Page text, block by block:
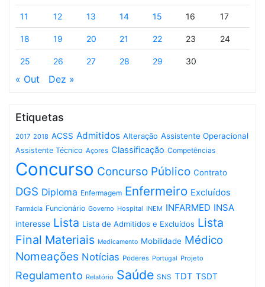
11 12 13 14 15 16 17
18 19 20 21 22 23 24
25 26 27 28 29 30
« Out Dez »
Etiquetas
2017 2018 ACSS Admitidos Alteração Assistente Operacional
Assistente Técnico Açores Classificação Competências
Concurso Concurso Público Contrato
DGS Diploma Enfermagem Enfermeiro Excluídos
Farmácia Funcionário Governo Hospital INEM INFARMED INSA
interesse Lista Lista de Admitidos e Excluídos Lista
Final Materiais Medicamento Mobilidade Médico
Nomeações Notícias Poderes Portugal Projeto
Regulamento Relatório Saúde SNS TDT TSDT